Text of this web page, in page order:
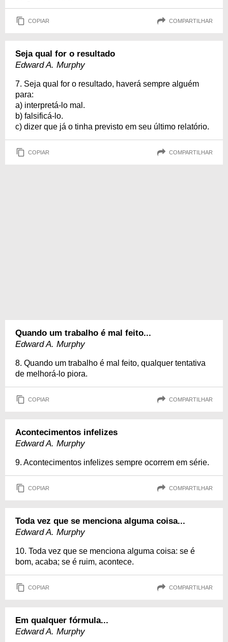
COPIAR COMPARTILHAR
Seja qual for o resultado
Edward A. Murphy
7. Seja qual for o resultado, haverá sempre alguém
para:
a) interpretá-lo mal.
b) falsificá-lo.
c) dizer que já o tinha previsto em seu último relatório.
COPIAR COMPARTILHAR
Quando um trabalho é mal feito...
Edward A. Murphy
8. Quando um trabalho é mal feito, qualquer tentativa
de melhorá-lo piora.
COPIAR COMPARTILHAR
Acontecimentos infelizes
Edward A. Murphy
9. Acontecimentos infelizes sempre ocorrem em série.
COPIAR COMPARTILHAR
Toda vez que se menciona alguma coisa...
Edward A. Murphy
10. Toda vez que se menciona alguma coisa: se é
bom, acaba; se é ruim, acontece.
COPIAR COMPARTILHAR
Em qualquer fórmula...
Edward A. Murphy